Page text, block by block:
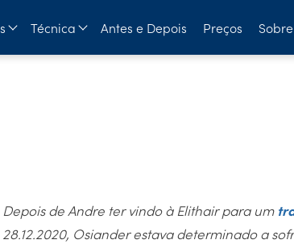
Técnica Antes e Depois Preços
Depois de Andre ter vindo à Elithair para um
28.12.2020, Osiander estava determinado a